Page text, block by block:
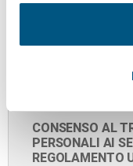
CONSENSO AL
PERSONALI AI
REGOLAMENTO